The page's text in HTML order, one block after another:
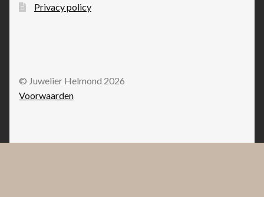
Privacy policy
© Juwelier Helmond 2026
Voorwaarden